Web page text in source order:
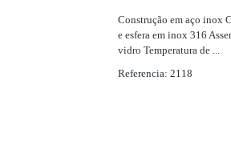
Construção em aço inox
e esfera em inox 316
vidro Temperatura de ...
Referencia: 2118